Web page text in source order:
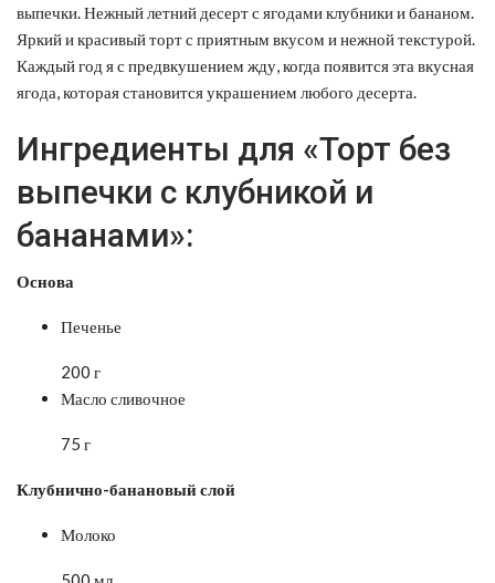
выпечки. Нежный летний десерт с ягодами клубники и бананом.
Яркий и красивый торт с приятным вкусом и нежной текстурой.
Каждый год я с предвкушением жду, когда появится эта вкусная
ягода, которая становится украшением любого десерта.
Ингредиенты для «Торт без
выпечки с клубникой и
бананами»:
Основа
Печенье
200 г
Масло сливочное
75 г
Клубнично-банановый слой
Молоко